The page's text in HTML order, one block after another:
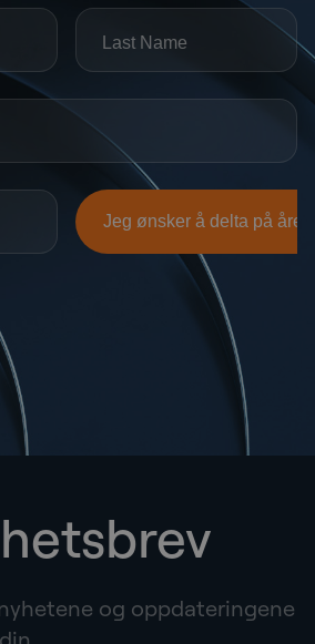
og oppdateringene